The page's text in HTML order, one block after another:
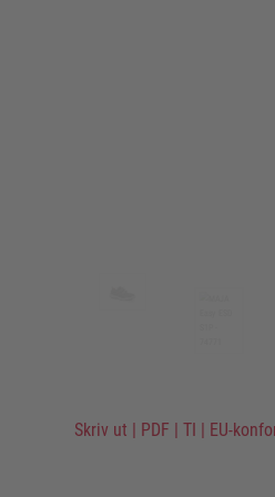
Skriv ut | PDF | TI | EU-